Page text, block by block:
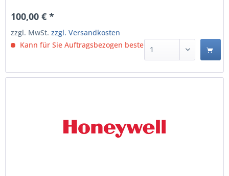
Schockresistent. Energiequelle: USB, Stromverbrauch...
100,00 € *
zzgl. MwSt.zzgl. Versandkosten
Kann für Sie Auftragsbezogen bestellt werden.